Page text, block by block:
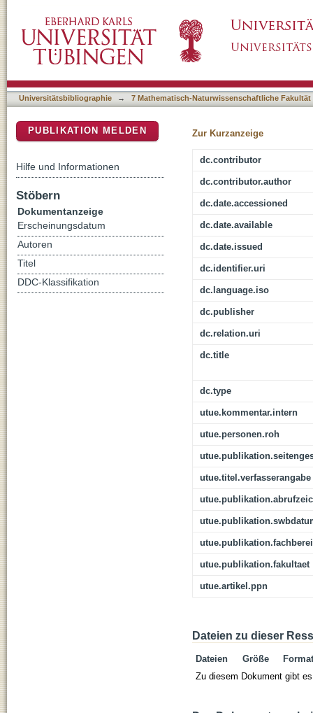
Universitätsbibliographie → 7 Mathematisch-Naturwissenschaftliche Fakultät
Zur Kurzanzeige
dc.contributor
dc.contributor.author
dc.date.accessioned
dc.date.available
dc.date.issued
dc.identifier.uri
dc.language.iso
dc.publisher
dc.relation.uri
dc.title
dc.type
utue.kommentar.intern
utue.personen.roh
utue.titel.verfasserangabe
utue.publikation.fakultaet
utue.artikel.ppn
Dateien zu dieser
Dateien Größe
Format
Zu diesem Dokument gibt
PUBLIKATION MELDEN
Hilfe und Informationen
Stöbern
Dokumentanzeige
Erscheinungsdatum
Autoren
Titel
DDC-Klassifikation